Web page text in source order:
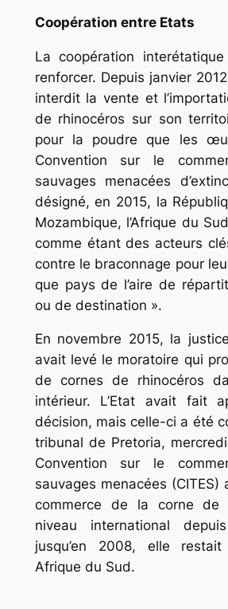
Coopération entre Etats
La coopération
renforcer. Depuis janvier
interdit la vente et
de rhinocéros sur son
pour la poudre que les
Convention sur le
sauvages menacées
désigné, en 2015, la
Mozambique, l’Afrique du
comme étant des acteurs
contre le braconnage pour
que pays de l’aire de
ou de destination ».
En novembre 2015, la
avait levé le moratoire qui
de cornes de rhinocéros
intérieur. L’Etat avait fait
décision, mais celle-ci a été
tribunal de Pretoria,
Convention sur le
sauvages menacées
commerce de la corne de
niveau international
jusqu’en 2008, elle
Afrique du Sud.